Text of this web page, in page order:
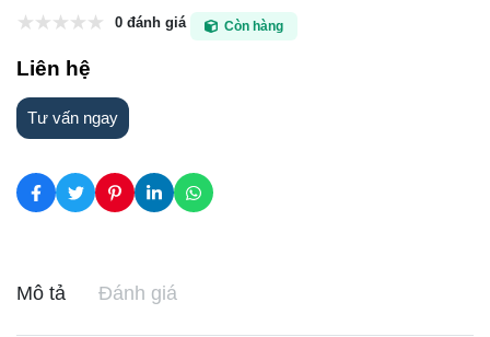
0 đánh giá Còn hàng
Liên hệ
Tư vấn ngay
Mô tả Đánh giá